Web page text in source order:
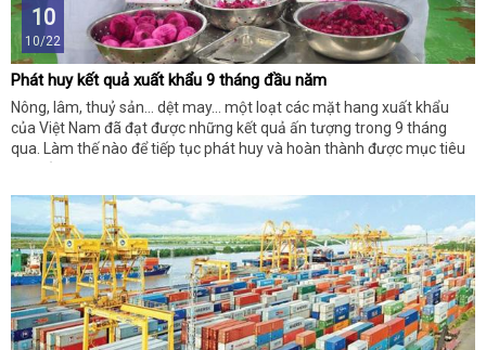
10
10/22
Phát huy kết quả xuất khẩu 9 tháng đầu năm
Nông, lâm, thuỷ sản… dệt may… một loạt các mặt hang xuất khẩu
của Việt Nam đã đạt được những kết quả ấn tượng trong 9 tháng
qua. Làm thế nào để tiếp tục phát huy và hoàn thành được mục tiêu